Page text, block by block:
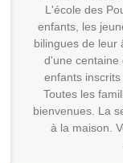
L'école des
enfants, les
bilingues de leur
d'une centaine
enfants
Toutes les
bienvenues. La
à la maison.